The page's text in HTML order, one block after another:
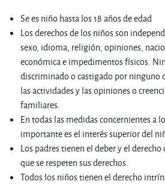
Se es niño hasta los 18 años de edad
Los derechos de los niños son
sexo, idioma, religión, opiniones,
económica e impedimentos físicos.
discriminado o castigado por ninguno
las actividades y las opiniones o
familiares.
En todas las medidas concernientes a
importante es el interés superior del
Los padres tienen el deber y el
que se respeten sus derechos.
Todos los niños tienen el derecho